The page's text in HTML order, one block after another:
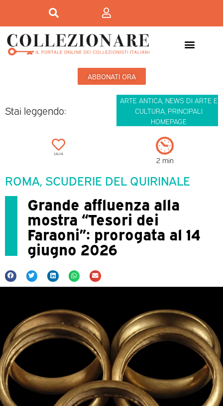
ABBONATI ORA
Stai leggendo:
ARTE ANTICA, NEWS DI ARTE E
CULTURA, PRINCIPALI
HOMEPAGE
SALVA
2 min
ROMA, SCUDERIE DEL QUIRINALE
Grande affluenza alla
mostra “Tesori dei
Faraoni”: prorogata al 14
giugno 2026